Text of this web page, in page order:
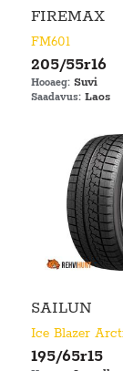
FIREMAX
FM601
205/55r16
Hooaeg: Suvi
Saadavus: Laos
SAILUN
Ice Blazer
195/65r15